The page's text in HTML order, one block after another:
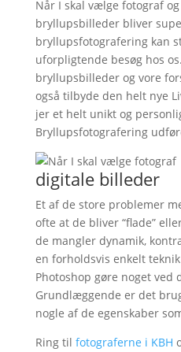
Når I skal vælge fotograf
bryllupsbilleder bliver
bryllupsfotografering kan
uforpligtende besøg hos
bryllupsbilleder og vore
også tilbyde den helt nye
jer et helt unikt og
Bryllupsfotografering
digitale billeder
Et af de store problemer
ofte at de bliver “flade”
de mangler dynamik,
en forholdsvis enkelt
Photoshop gøre noget ved
Grundlæggende er det
nogle af de egenskaber
Ring til fotograferne i KBH